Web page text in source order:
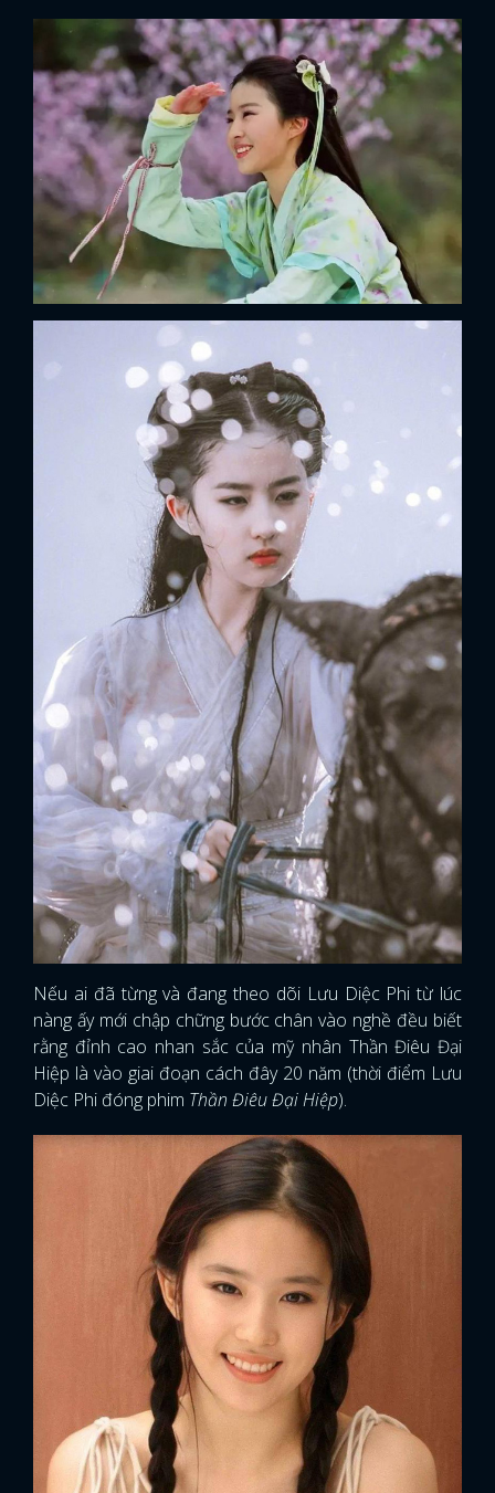
Nếu ai đã từng và đang theo dõi Lưu Diệc Phi từ lúc
nàng ấy mới chập chững bước chân vào nghề đều biết
rằng đỉnh cao nhan sắc của mỹ nhân Thần Điêu Đại
Hiệp là vào giai đoạn cách đây 20 năm (thời điểm Lưu
Diệc Phi đóng phim Thần Điêu Đại Hiệp).